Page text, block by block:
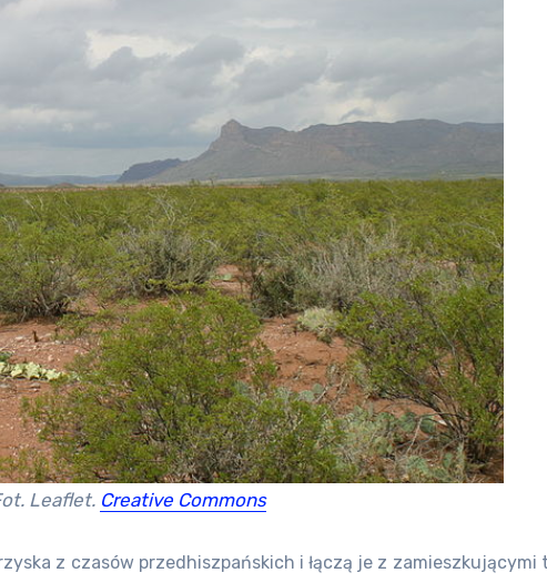
Leaflet. Creative Commons
z czasów przedhiszpańskich i łączą je z zamieszkującymi